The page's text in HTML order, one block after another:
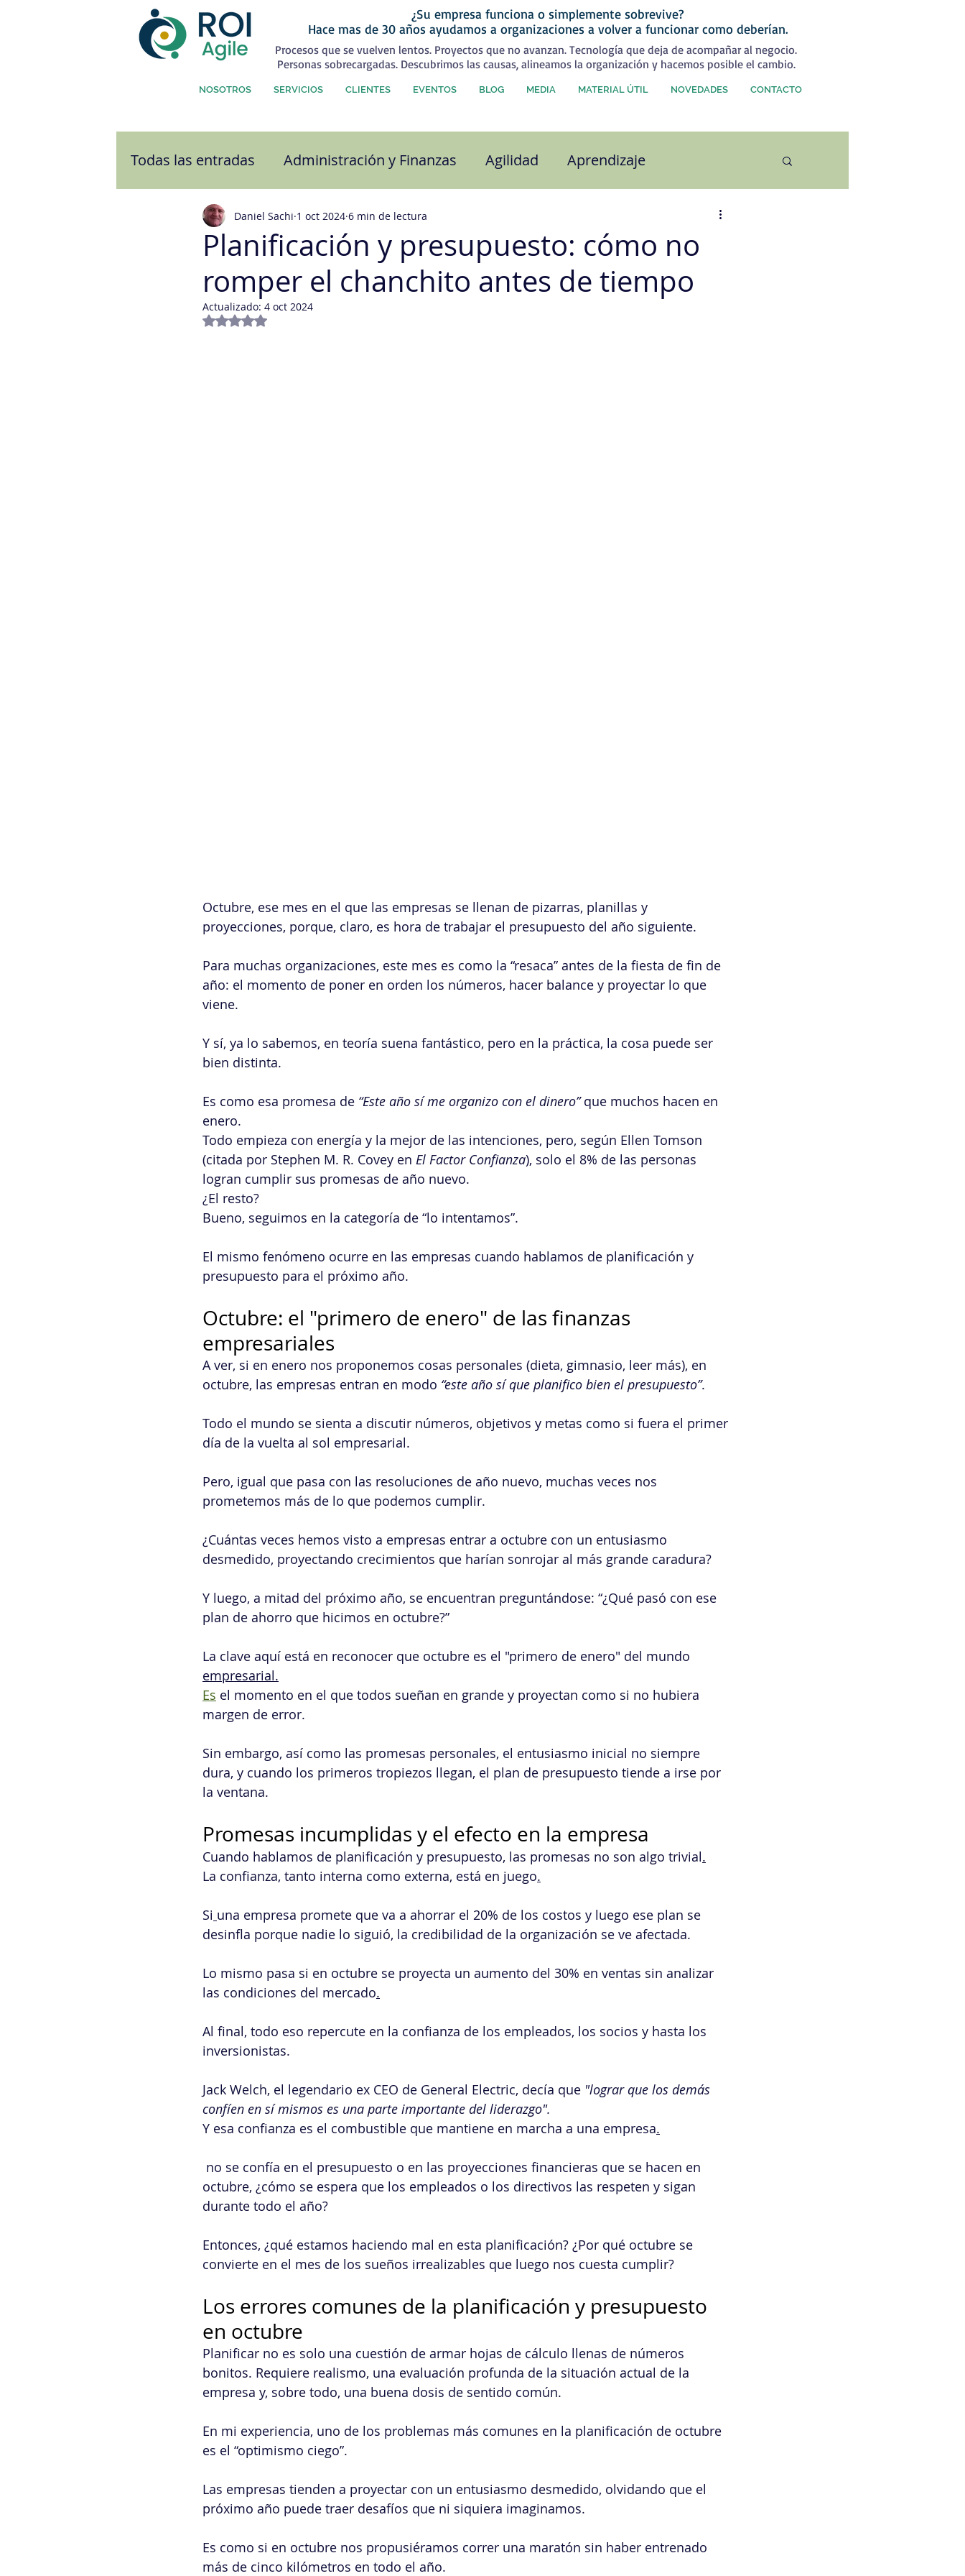
¿Su empresa funciona o simplemente sobrevive?
Hace mas de 30 años ayudamos a organizaciones a volver a funcionar como deberían.
Procesos que se vuelven lentos. Proyectos que no avanzan. Tecnología que deja de acompañar al negocio.
Personas sobrecargadas. Descubrimos las causas, alineamos la organización y hacemos posible el cambio.
NOSOTROS SERVICIOS CLIENTES EVENTOS BLOG MEDIA MATERIAL ÚTIL NOVEDADES CONTACTO
Todas las entradas Administración y Finanzas Agilidad Aprendizaje
Atención al Cliente Calidad Capital Humano
Comunicación Cultura organizacional Desarrollo Personal Estrategia Comercial
Estrategias Tecnología Informática
Planificación y presupuesto: cómo no
romper el chanchito antes de tiempo
Daniel Sachi 1 oct 2024 6 min de lectura
Actualizado: 4 oct 2024
Obtuvo NaN de 5 estrellas.
Octubre, ese mes en el que las empresas se llenan de pizarras, planillas y
proyecciones, porque, claro, es hora de trabajar el presupuesto del año siguiente.
Para muchas organizaciones, este mes es como la “resaca” antes de la fiesta de fin de
año: el momento de poner en orden los números, hacer balance y proyectar lo que
viene.
Y sí, ya lo sabemos, en teoría suena fantástico, pero en la práctica, la cosa puede ser
bien distinta.
Es como esa promesa de “Este año sí me organizo con el dinero” que muchos hacen en
enero.
Todo empieza con energía y la mejor de las intenciones, pero, según Ellen Tomson
(citada por Stephen M. R. Covey en El Factor Confianza), solo el 8% de las personas
logran cumplir sus promesas de año nuevo.
¿El resto?
Bueno, seguimos en la categoría de “lo intentamos”.
El mismo fenómeno ocurre en las empresas cuando hablamos de planificación y
presupuesto para el próximo año.
Octubre: el "primero de enero" de las finanzas
empresariales
A ver, si en enero nos proponemos cosas personales (dieta, gimnasio, leer más), en
octubre, las empresas entran en modo “este año sí que planifico bien el presupuesto”.
Todo el mundo se sienta a discutir números, objetivos y metas como si fuera el primer
día de la vuelta al sol empresarial.
Pero, igual que pasa con las resoluciones de año nuevo, muchas veces nos
prometemos más de lo que podemos cumplir.
¿Cuántas veces hemos visto a empresas entrar a octubre con un entusiasmo
desmedido, proyectando crecimientos que harían sonrojar al más grande caradura?
Y luego, a mitad del próximo año, se encuentran preguntándose: “¿Qué pasó con ese
plan de ahorro que hicimos en octubre?”
La clave aquí está en reconocer que octubre es el "primero de enero" del mundo
empresarial.
Es el momento en el que todos sueñan en grande y proyectan como si no hubiera
margen de error.
Sin embargo, así como las promesas personales, el entusiasmo inicial no siempre
dura, y cuando los primeros tropiezos llegan, el plan de presupuesto tiende a irse por
la ventana.
Promesas incumplidas y el efecto en la empresa
Cuando hablamos de planificación y presupuesto, las promesas no son algo trivial.
La confianza, tanto interna como externa, está en juego.
Si una empresa promete que va a ahorrar el 20% de los costos y luego ese plan se
desinfla porque nadie lo siguió, la credibilidad de la organización se ve afectada.
Lo mismo pasa si en octubre se proyecta un aumento del 30% en ventas sin analizar
las condiciones del mercado.
Al final, todo eso repercute en la confianza de los empleados, los socios y hasta los
inversionistas.
Jack Welch, el legendario ex CEO de General Electric, decía que "lograr que los demás
confíen en sí mismos es una parte importante del liderazgo".
Y esa confianza es el combustible que mantiene en marcha a una empresa.
octubre, ¿cómo se espera que los empleados o los directivos las respeten y sigan
durante todo el año?
Entonces, ¿qué estamos haciendo mal en esta planificación? ¿Por qué octubre se
convierte en el mes de los sueños irrealizables que luego nos cuesta cumplir?
Los errores comunes de la planificación y presupuesto
en octubre
Planificar no es solo una cuestión de armar hojas de cálculo llenas de números
bonitos. Requiere realismo, una evaluación profunda de la situación actual de la
empresa y, sobre todo, una buena dosis de sentido común.
En mi experiencia, uno de los problemas más comunes en la planificación de octubre
es el “optimismo ciego”.
Las empresas tienden a proyectar con un entusiasmo desmedido, olvidando que el
próximo año puede traer desafíos que ni siquiera imaginamos.
Es como si en octubre nos propusiéramos correr una maratón sin haber entrenado
más de cinco kilómetros en todo el año.